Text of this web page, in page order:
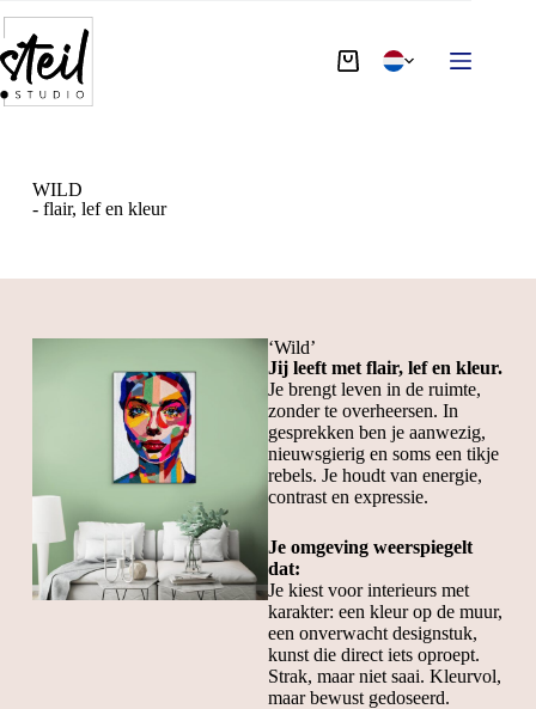
WILD
- flair, lef en kleur
‘Wild’
Jij leeft met flair, lef en kleur.
Je brengt leven in de ruimte,
zonder te overheersen. In
gesprekken ben je aanwezig,
nieuwsgierig en soms een tikje
rebels. Je houdt van energie,
contrast en expressie.
Je omgeving weerspiegelt
dat:
Je kiest voor interieurs met
karakter: een kleur op de muur,
een onverwacht designstuk,
kunst die direct iets oproept.
Strak, maar niet saai. Kleurvol,
maar bewust gedoseerd.